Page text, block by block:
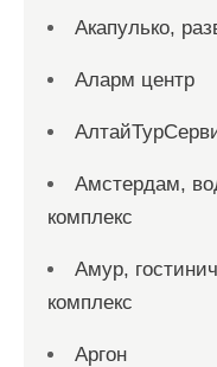
Акапулько,
Аларм центр
Амстердам,
комплекс
Амур,
комплекс
Аргон